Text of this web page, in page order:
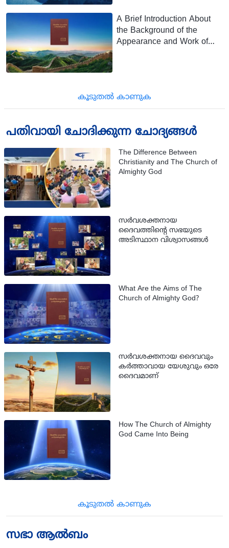
A Brief Introduction About
the Background of the
Appearance and Work of
കൂടുതല്‍ കാണുക
പതിവായി ചോദിക്കുന്ന ചോദ്യങ്ങള്‍
The Difference Between
Christianity and The Church of
Almighty God
സര്‍വശക്തനായ
ദൈവത്തിന്‍റെ സഭയുടെ
അടിസ്ഥാന വിശ്വാസങ്ങള്‍
What Are the Aims of The
Church of Almighty God?
സര്‍വശക്തനായ ദൈവവും
കര്‍ത്താവായ യേശുവും ഒരേ
ദൈവമാണ്
How The Church of Almighty
God Came Into Being
കൂടുതല്‍ കാണുക
സഭാ ആൽബം